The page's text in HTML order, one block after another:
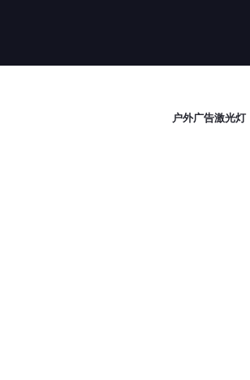
户外广告激光灯